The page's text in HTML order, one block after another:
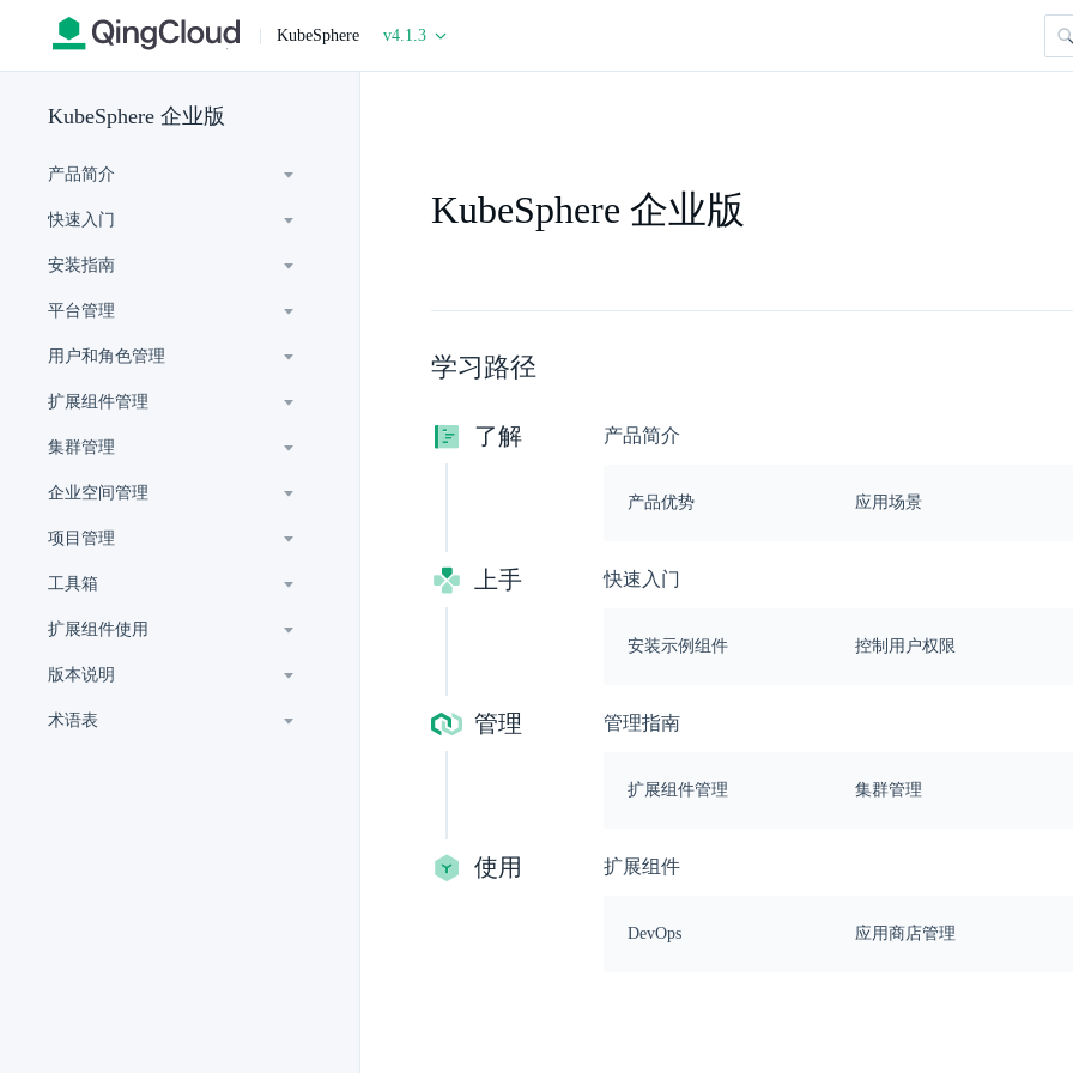
| KubeSphere v4.1.3
KubeSphere 企业版
产品简介
快速入门
安装指南
平台管理
用户和角色管理
扩展组件管理
集群管理
企业空间管理
项目管理
工具箱
扩展组件使用
版本说明
术语表
KubeSphere 企业版
学习路径
了解 产品简介
产品优势 应用场景
上手 快速入门
安装示例组件 控制用户权限
管理 管理指南
扩展组件管理 集群管理
使用 扩展组件
DevOps 应用商店管理